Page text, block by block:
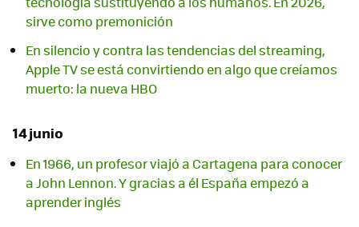
sirve como premonición
En silencio y contra las tendencias del streaming,
Apple TV se está convirtiendo en algo que creíamos
muerto: la nueva HBO
14 junio
En 1966, un profesor viajó a Cartagena para conocer
a John Lennon. Y gracias a él España empezó a
aprender inglés